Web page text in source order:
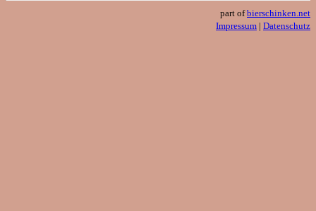
part ofbierschinken.net
Impressum | Datenschutz